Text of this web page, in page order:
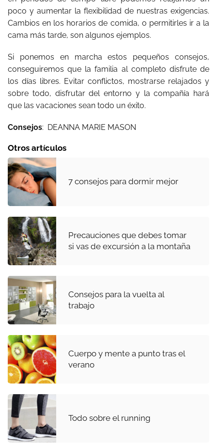
poco y aumentar la flexibilidad de nuestras exigencias.
Cambios en los horarios de comida, o permitirles ir a la
cama más tarde, son algunos ejemplos.
Si ponemos en marcha estos pequeños consejos,
conseguiremos que la familia al completo disfrute de
los días libres. Evitar conflictos, mostrarse relajados y
sobre todo, disfrutar del entorno y la compañía hará
que las vacaciones sean todo un éxito.
Consejos: DEANNA MARIE MASON
Otros artículos
7 consejos para dormir mejor
Precauciones que debes tomar
si vas de excursión a la montaña
Consejos para la vuelta al
trabajo
Cuerpo y mente a punto tras el
verano
Todo sobre el running